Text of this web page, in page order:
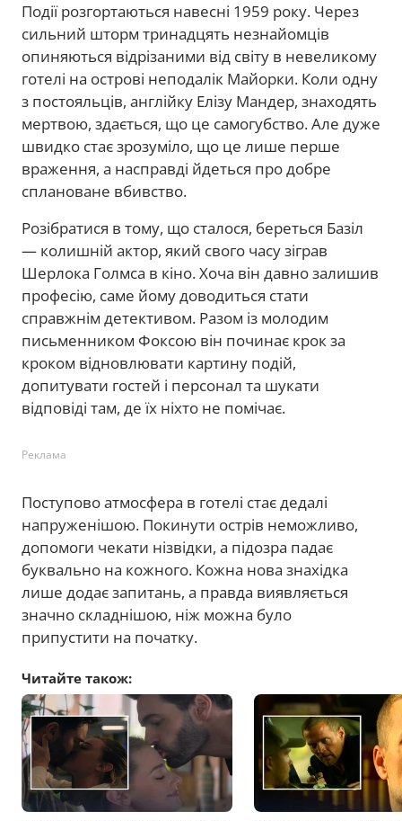
Події розгортаються навесні 1959 року. Через
сильний шторм тринадцять незнайомців
опиняються відрізаними від світу в невеликому
готелі на острові неподалік Майорки. Коли одну
з постояльців, англійку Елізу Мандер, знаходять
мертвою, здається, що це самогубство. Але дуже
швидко стає зрозуміло, що це лише перше
враження, а насправді йдеться про добре
сплановане вбивство.
Розібратися в тому, що сталося, береться Базіл
— колишній актор, який свого часу зіграв
Шерлока Голмса в кіно. Хоча він давно залишив
професію, саме йому доводиться стати
справжнім детективом. Разом із молодим
письменником Фоксою він починає крок за
кроком відновлювати картину подій,
допитувати гостей і персонал та шукати
відповіді там, де їх ніхто не помічає.
Реклама
Поступово атмосфера в готелі стає дедалі
напруженішою. Покинути острів неможливо,
допомоги чекати нізвідки, а підозра падає
буквально на кожного. Кожна нова знахідка
лише додає запитань, а правда виявляється
значно складнішою, ніж можна було
припустити на початку.
Читайте також: